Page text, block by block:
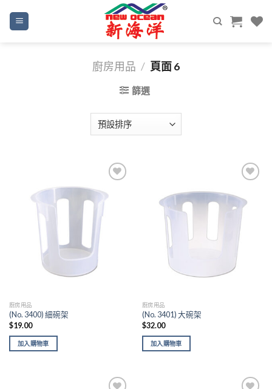
content
廚房用品 / 頁面 6
篩選
wishlist
廚房用品
(No. 3400) 細碗架
$19.00
加入購物車
wishlist
廚房用品
(No. 3401) 大碗架
$32.00
加入購物車